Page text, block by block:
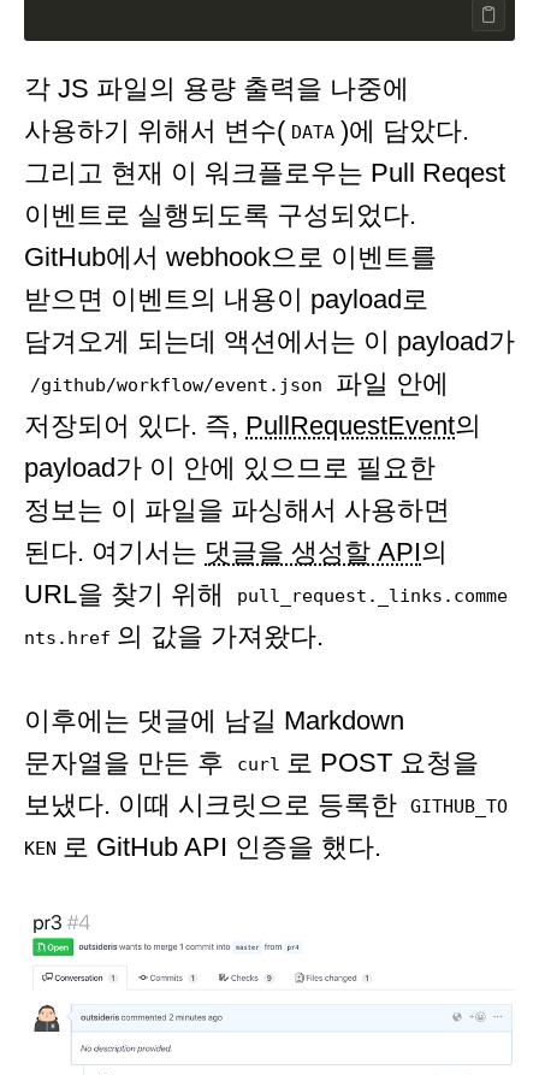
각 JS 파일의 용량 출력을 나중에
사용하기 위해서 변수( DATA )에 담았다.
그리고 현재 이 워크플로우는 Pull Reqest
이벤트로 실행되도록 구성되었다.
GitHub에서 webhook으로 이벤트를
받으면 이벤트의 내용이 payload로
담겨오게 되는데 액션에서는 이 payload가
/github/workflow/event.json
파일 안에
저장되어 있다. 즉, PullRequestEvent의
payload가 이 안에 있으므로 필요한
정보는 이 파일을 파싱해서 사용하면
된다. 여기서는 댓글을 생성할 API의
URL을 찾기 위해
pull_request._links.comme
nts.href 의 값을 가져왔다.
이후에는 댓글에 남길 Markdown
문자열을 만든 후
curl 로 POST 요청을
보냈다. 이때 시크릿으로 등록한
GITHUB_TO
KEN 로 GitHub API 인증을 했다.